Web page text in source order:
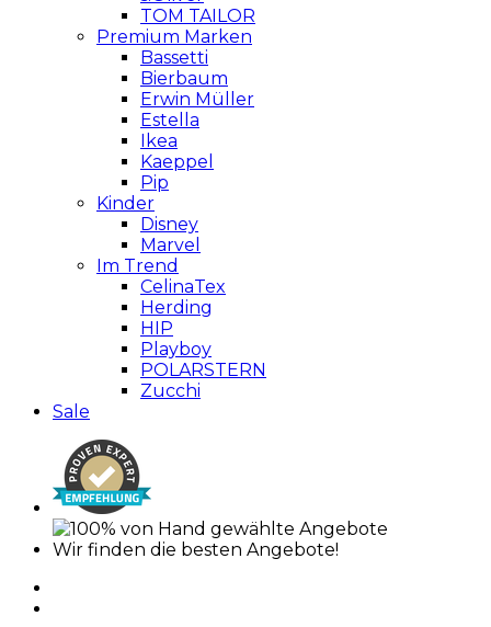
TOM TAILOR
Premium Marken
Bassetti
Bierbaum
Erwin Müller
Estella
Ikea
Kaeppel
Pip
Kinder
Disney
Marvel
Im Trend
CelinaTex
Herding
HIP
Playboy
POLARSTERN
Zucchi
Sale
Wir finden die besten Angebote!